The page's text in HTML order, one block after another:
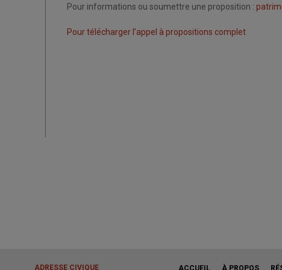
Pour informations ou soumettre une proposition :
Pour télécharger l’appel à propositions complet
ADRESSE CIVIQUE ACCUEIL À PROPOS